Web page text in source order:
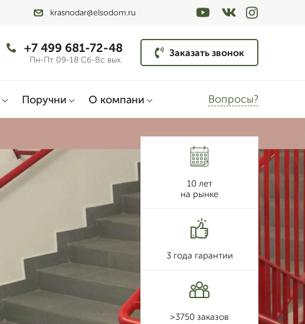
krasnodar@elsodom.ru
+7 499 681-72-48
Пн-Пт 09-18 Сб-Вс вых.
Заказать звонок
Поручни О компани Вопросы?
10 лет
на рынке
3 года гарантии
>3750 заказов